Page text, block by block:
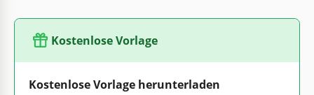
Kostenlose Vorlage
Kostenlose Vorlage herunterladen